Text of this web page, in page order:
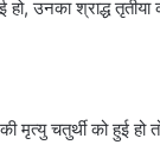
उनका श्राद्ध तृतीया
मृत्यु चतुर्थी को हुई हो